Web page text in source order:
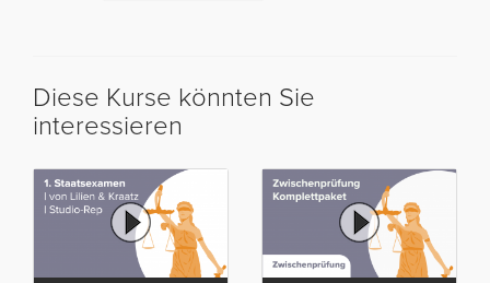
Diese Kurse könnten Sie
interessieren